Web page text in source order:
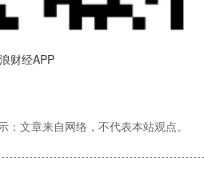
财经APP
：文章来自网络，不代表本站观点。